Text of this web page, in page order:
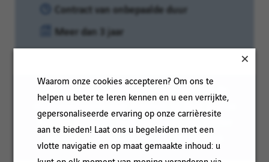
Waarom onze cookies accepteren? Om ons te
helpen u beter te leren kennen en u een verrijkte,
gepersonaliseerde ervaring op onze carrièresite
aan te bieden! Laat ons u begeleiden met een
vlotte navigatie en op maat gemaakte inhoud: u
Contracttype:
Contract van onbepaalde duur
Ervaringsniveau:
Meer dan 3 jaar
Om het lezen te vergemakkelijken kan de
meervoudsvorm voor mannen op deze pagina
worden gebruikt; onze vacatures zijn echter
gericht op personen van alle geslachten